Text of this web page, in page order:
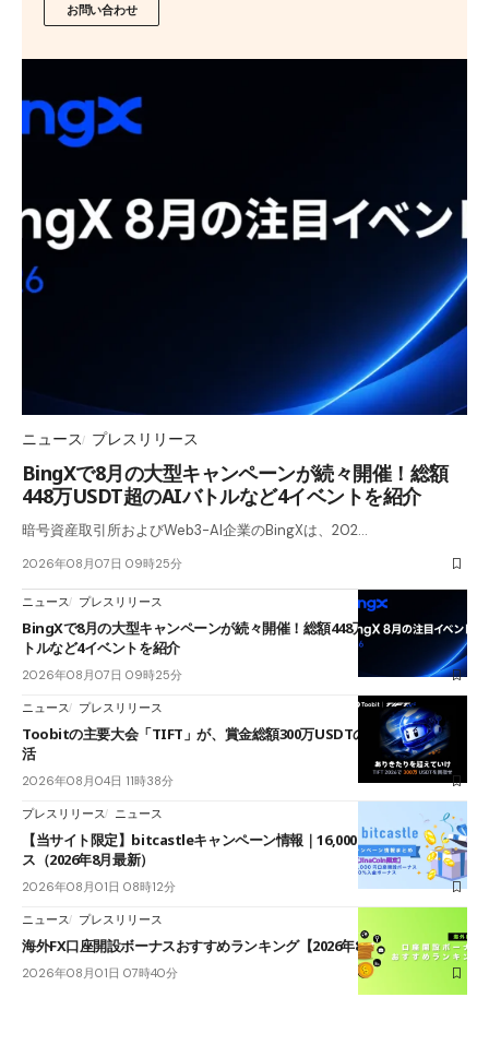
お問い合わせ
ニュース プレスリリース
BingXで8月の大型キャンペーンが続々開催！総額
448万USDT超のAIバトルなど4イベントを紹介
暗号資産取引所およびWeb3-AI企業のBingXは、202…
2026年08月07日 09時25分
ニュース プレスリリース
BingXで8月の大型キャンペーンが続々開催！総額448万USDT超のAIバ
トルなど4イベントを紹介
2026年08月07日 09時25分
ニュース プレスリリース
Toobitの主要大会「TIFT」が、賞金総額300万USDTのレースとして復
活
2026年08月04日 11時38分
プレスリリース ニュース
【当サイト限定】bitcastleキャンペーン情報｜16,000円口座開設ボーナ
ス（2026年8月最新）
2026年08月01日 08時12分
ニュース プレスリリース
海外FX口座開設ボーナスおすすめランキング【2026年8月最新】
2026年08月01日 07時40分